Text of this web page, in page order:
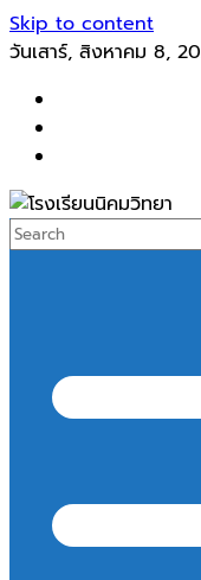
Skip to content
วันเสาร์, สิงหาคม 8,